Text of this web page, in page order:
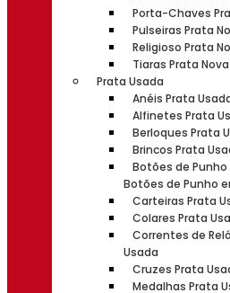
Porta-Chaves
Pulseiras Prata
Religioso Prata
Tiaras Prata Nova
Prata Usada
Anéis Prata
Alfinetes Prata
Berloques Prata
Brincos Prata
Botões de
Botões de Punho
Carteiras Prata
Colares Prata
Correntes de
Usada
Cruzes Prata
Medalhas Prata